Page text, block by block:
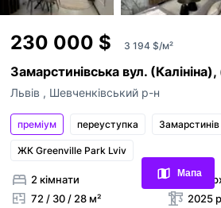
Контакти
Обрані оголошення
Переглянуті оголошення
230 000 $ 3 194 $/м²
Замарстинівська вул.
Львів , Шевченківський р-н
преміум переуступка Замарстинiв
ЖК Greenville Park Lviv
2 кімнати
72 / 30 / 28 м²
2025
Мапа